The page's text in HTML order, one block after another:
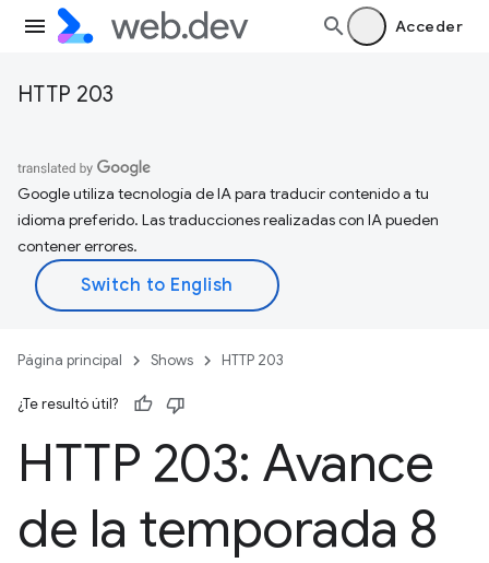
Acceder
HTTP 203
Google utiliza tecnología de IA para traducir contenido a tu
idioma preferido. Las traducciones realizadas con IA pueden
contener errores.
Página principal Shows HTTP 203
¿Te resultó útil?
HTTP 203: Avance
de la temporada 8